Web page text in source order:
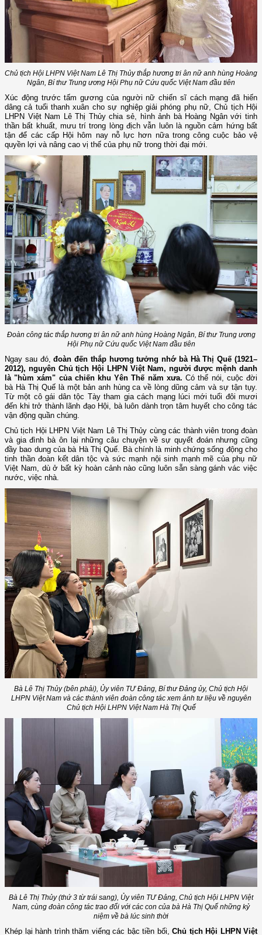
Chủ tịch Hội LHPN Việt Nam Lê Thị Thủy thắp hương tri ân nữ anh hùng Hoàng
Ngân, Bí thư Trung ương Hội Phụ nữ Cứu quốc Việt Nam đầu tiên
Xúc động trước tấm gương của người nữ chiến sĩ cách mạng đã hiến
dâng cả tuổi thanh xuân cho sự nghiệp giải phóng phụ nữ, Chủ tịch Hội
LHPN Việt Nam Lê Thị Thủy chia sẻ, hình ảnh bà Hoàng Ngân với tinh
thần bất khuất, mưu trí trong lòng địch vẫn luôn là nguồn cảm hứng bất
tận để các cấp Hội hôm nay nỗ lực hơn nữa trong công cuộc bảo vệ
quyền lợi và nâng cao vị thế của phụ nữ trong thời đại mới.
Đoàn công tác thắp hương tri ân nữ anh hùng Hoàng Ngân, Bí thư Trung ương
Hội Phụ nữ Cứu quốc Việt Nam đầu tiên
Ngay sau đó,đoàn đến thắp hương tưởng nhớ bà Hà Thị Quế (1921–
2012), nguyên Chủ tịch Hội LHPN Việt Nam, người được mệnh danh
là "hùm xám" của chiến khu Yên Thế năm xưa. Có thể nói, cuộc đời
bà Hà Thị Quế là một bản anh hùng ca về lòng dũng cảm và sự tận tụy.
Từ một cô gái dân tộc Tày tham gia cách mạng lúci mới tuổi đôi mươi
đến khi trở thành lãnh đạo Hội, bà luôn dành trọn tâm huyết cho công tác
vận động quần chúng.
Chủ tịch Hội LHPN Việt Nam Lê Thị Thủy cùng các thành viên trong đoàn
và gia đình bà ôn lại những câu chuyện về sự quyết đoán nhưng cũng
đầy bao dung của bà Hà Thị Quế. Bà chính là minh chứng sống động cho
tinh thần đoàn kết dân tộc và sức mạnh nội sinh mạnh mẽ của phụ nữ
Việt Nam, dù ở bất kỳ hoàn cảnh nào cũng luôn sẵn sàng gánh vác việc
nước, việc nhà.
Bà Lê Thị Thủy (bên phải), Ủy viên TƯ Đảng, Bí thư Đảng ủy, Chủ tịch Hội
LHPN Việt Nam và các thành viên đoàn công tác xem ảnh tư liệu về nguyên
Chủ tịch Hội LHPN Việt Nam Hà Thị Quế
Bà Lê Thị Thủy (thứ 3 từ trái sang), Ủy viên TƯ Đảng, Chủ tịch Hội LHPN Việt
Nam, cùng đoàn công tác trao đổi với các con của bà Hà Thị Quế những kỷ
niệm về bà lúc sinh thời
Khép lại hành trình thăm viếng các bậc tiền bối, Chủ tịch Hội LHPN Việt